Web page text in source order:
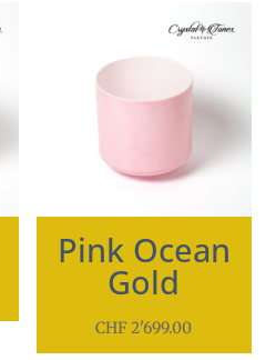
Pink Ocean
Gold
CHF 2'699.00